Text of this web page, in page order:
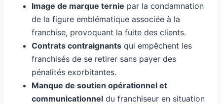
Image de marque ternie par la condamnation
de la figure emblématique associée à la
franchise, provoquant la fuite des clients.
Contrats contraignants qui empêchent les
franchisés de se retirer sans payer des
pénalités exorbitantes.
Manque de soutien opérationnel et
communicationnel du franchiseur en situation